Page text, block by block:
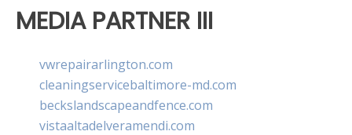
MEDIA PARTNER III
vwrepairarlington.com
cleaningservicebaltimore-md.com
beckslandscapeandfence.com
vistaaltadelveramendi.com